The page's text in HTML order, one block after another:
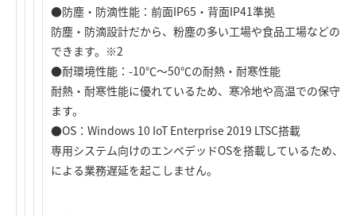
●防塵・防滴性能：前面IP65・背面IP41準拠
防塵・防滴設計だから、粉塵の多い工場や食品工場などの
できます。※2
●耐環境性能：-10℃～50℃の耐熱・耐寒性能
耐熱・耐寒性能に優れているため、寒冷地や高温での保守
ます。
●OS：Windows 10 IoT Enterprise 2019 LTSC搭載
専用システム向けのエンベデッドOSを搭載しているため、
による業務遅延を起こしません。